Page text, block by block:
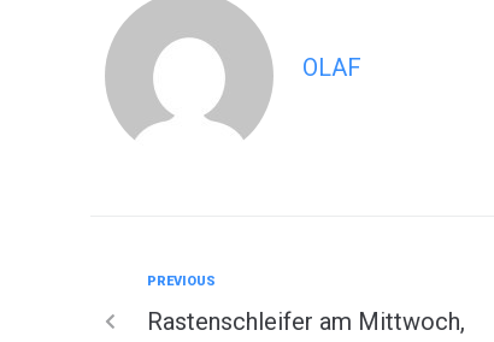
OLAF
PREVIOUS
Rastenschleifer am Mittwoch,